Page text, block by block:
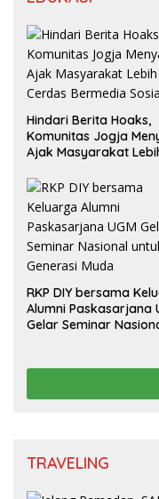
Hindari Berita Hoaks,
Komunitas Jogja
Ajak Masyarakat
RKP DIY bersama
Alumni Paskasarjana
Gelar Seminar
TRAVELING